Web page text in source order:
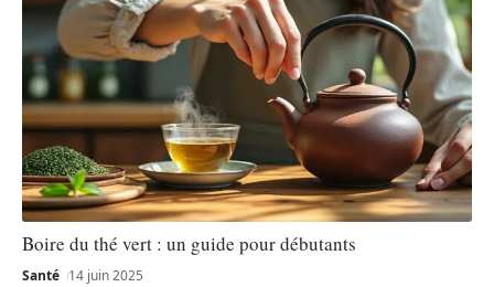
Boire du thé vert : un guide pour débutants
Santé 14 juin 2025